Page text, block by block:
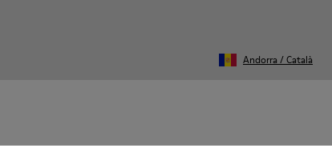
Andorra /Català